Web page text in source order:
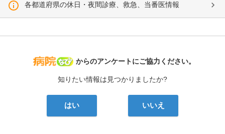
各都道府県の休日・夜間診療、救急、当番医情報
病院なび
からのアンケートにご協力ください。
知りたい情報は見つかりましたか?
はい いいえ